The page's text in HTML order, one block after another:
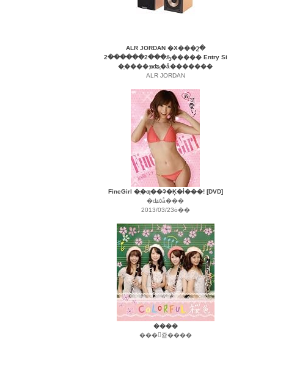
ALR JORDAN �Х���շ�
2������2���ԡ����� Entry Si
�֤����ܡʥ֥�å�������
ALR JORDAN
FineGirl �ֲ�ƣ��ʡ�Ķ�İ���! [DVD]
�ʥ٥å���
2013/03/23ȯ��
����
���󥰥쥳����